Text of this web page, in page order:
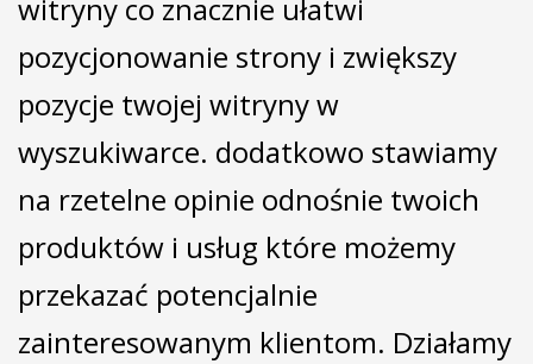
witryny co znacznie ułatwi
pozycjonowanie strony i zwiększy
pozycje twojej witryny w
wyszukiwarce. dodatkowo stawiamy
na rzetelne opinie odnośnie twoich
produktów i usług które możemy
przekazać potencjalnie
zainteresowanym klientom. Działamy